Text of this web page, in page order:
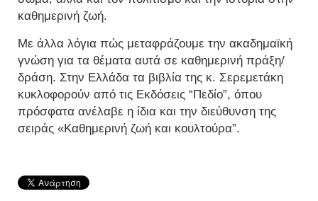
καθημερινή ζωή.
Με άλλα λόγια πώς μεταφράζουμε την ακαδημαϊκή
γνώση για τα θέματα αυτά σε καθημερινή πράξη/
δράση. Στην Ελλάδα τα βιβλία της κ. Σερεμετάκη
κυκλοφορούν από τις Εκδόσεις “Πεδίο”, όπου
πρόσφατα ανέλαβε η ίδια και την διεύθυνση της
σειράς «Καθημερινή ζωή και κουλτούρα”.